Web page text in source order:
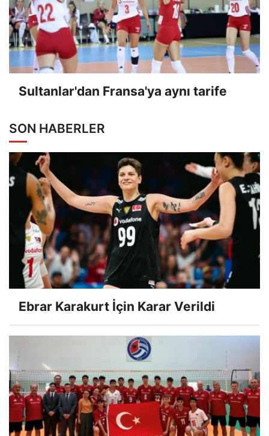
Sultanlar'dan Fransa'ya aynı tarife
SON HABERLER
Ebrar Karakurt İçin Karar Verildi